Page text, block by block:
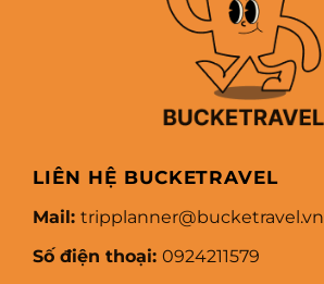
LIÊN HỆ BUCKETRAVEL
Mail: tripplanner@bucketravel.vn
Số điện thoại: 0924211579